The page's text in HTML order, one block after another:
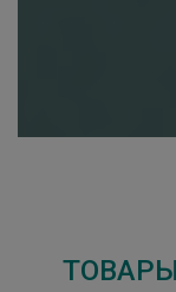
ТОВАРЫ